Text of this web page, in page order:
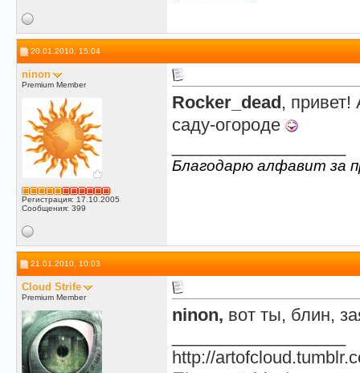
20.01.2010, 15:04
ninon
Premium Member
Регистрация: 17.10.2005
Сообщения: 399
Rocker_dead, привет!
саду-огороде
Благодарю алфавит за
21.01.2010, 10:03
Cloud Strife
Premium Member
ninon, вот ты, блин,
http://